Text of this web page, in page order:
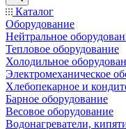
Каталог
Оборудование
Нейтральное
Тепловое оборудование
Холодильное
Электромеханическое
Хлебопекарное и
Барное оборудование
Весовое оборудование
Водонагреватели,